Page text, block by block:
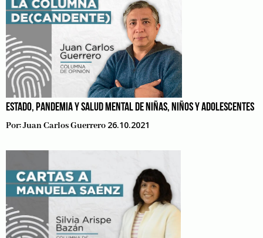
ESTADO, PANDEMIA Y SALUD MENTAL DE NIÑAS, NIÑOS Y ADOLESCENTES
Por:Juan Carlos Guerrero 26.10.2021